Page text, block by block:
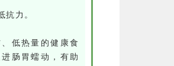
抗力。
低热量的健康食
肠胃蠕动，有助